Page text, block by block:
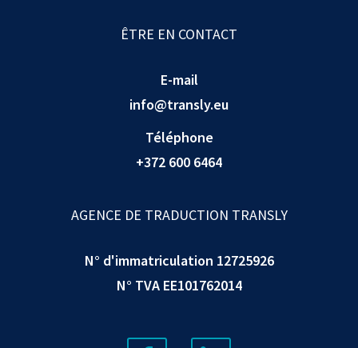
ÊTRE EN CONTACT
E-mail
info@transly.eu
Téléphone
+372 600 6464
AGENCE DE TRADUCTION TRANSLY
N° d'immatriculation 12725926
N° TVA EE101762014